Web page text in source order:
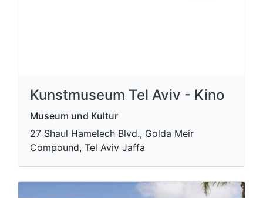
Kunstmuseum Tel Aviv - Kino
Museum und Kultur
27 Shaul Hamelech Blvd., Golda Meir
Compound, Tel Aviv Jaffa